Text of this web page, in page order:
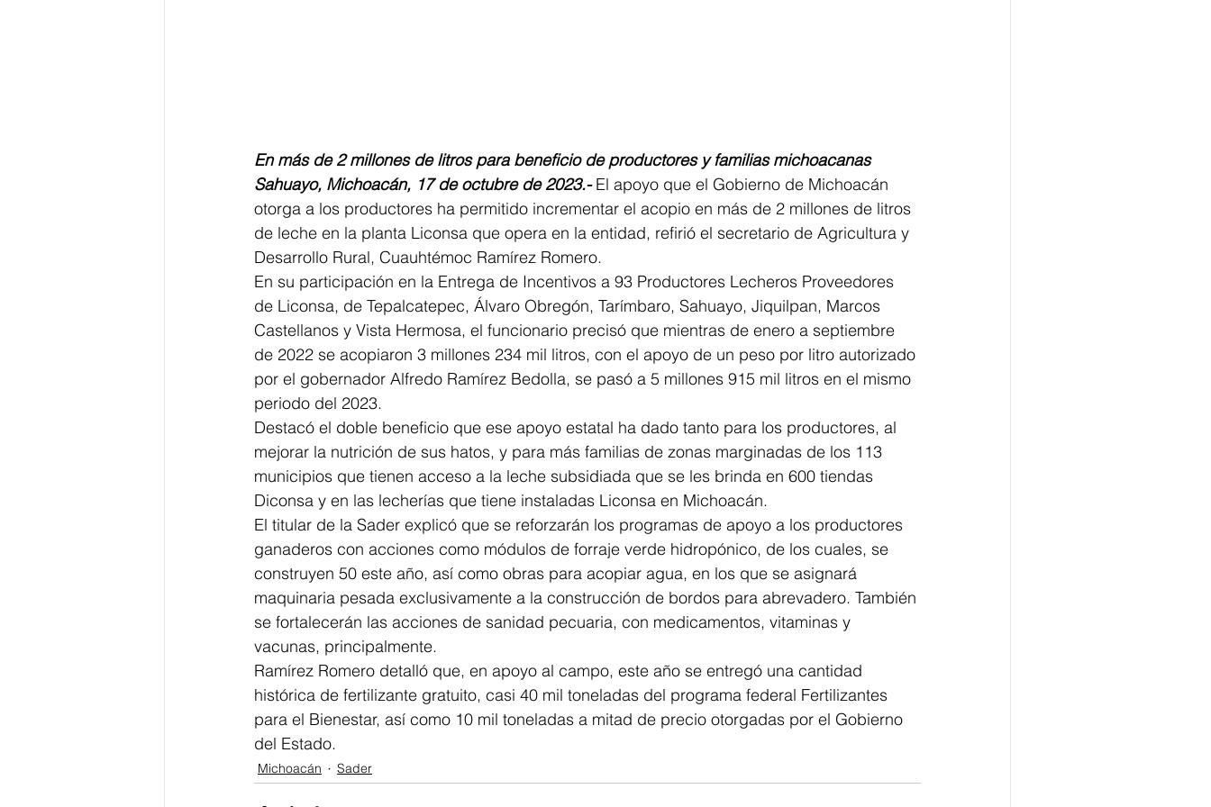
En más de 2 millones de litros para beneficio de productores y familias michoacanas
Sahuayo, Michoacán, 17 de octubre de 2023.- El apoyo que el Gobierno de Michoacán
otorga a los productores ha permitido incrementar el acopio en más de 2 millones de litros
de leche en la planta Liconsa que opera en la entidad, refirió el secretario de Agricultura y
Desarrollo Rural, Cuauhtémoc Ramírez Romero.
En su participación en la Entrega de Incentivos a 93 Productores Lecheros Proveedores
de Liconsa, de Tepalcatepec, Álvaro Obregón, Tarímbaro, Sahuayo, Jiquilpan, Marcos
Castellanos y Vista Hermosa, el funcionario precisó que mientras de enero a septiembre
de 2022 se acopiaron 3 millones 234 mil litros, con el apoyo de un peso por litro autorizado
por el gobernador Alfredo Ramírez Bedolla, se pasó a 5 millones 915 mil litros en el mismo
periodo del 2023.
Destacó el doble beneficio que ese apoyo estatal ha dado tanto para los productores, al
mejorar la nutrición de sus hatos, y para más familias de zonas marginadas de los 113
municipios que tienen acceso a la leche subsidiada que se les brinda en 600 tiendas
Diconsa y en las lecherías que tiene instaladas Liconsa en Michoacán.
El titular de la Sader explicó que se reforzarán los programas de apoyo a los productores
ganaderos con acciones como módulos de forraje verde hidropónico, de los cuales, se
construyen 50 este año, así como obras para acopiar agua, en los que se asignará
maquinaria pesada exclusivamente a la construcción de bordos para abrevadero. También
se fortalecerán las acciones de sanidad pecuaria, con medicamentos, vitaminas y
vacunas, principalmente.
Ramírez Romero detalló que, en apoyo al campo, este año se entregó una cantidad
histórica de fertilizante gratuito, casi 40 mil toneladas del programa federal Fertilizantes
para el Bienestar, así como 10 mil toneladas a mitad de precio otorgadas por el Gobierno
del Estado.
Michoacán Sader